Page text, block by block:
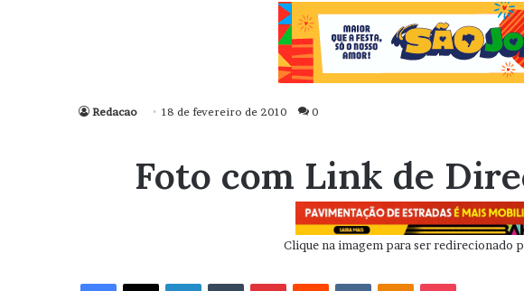
Redacao 18 de fevereiro de 2010 0
Foto com Link de
Clique na imagem para ser redirecionado
Facebook X Linkedin VK OK